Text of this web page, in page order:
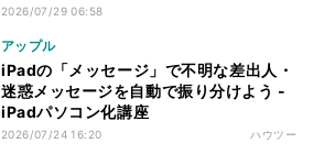
2026/07/29 06:58
アップル
iPadの「メッセージ」で不明な差出人・
迷惑メッセージを自動で振り分けよう -
iPadパソコン化講座
2026/07/24 16:20 ハウツー